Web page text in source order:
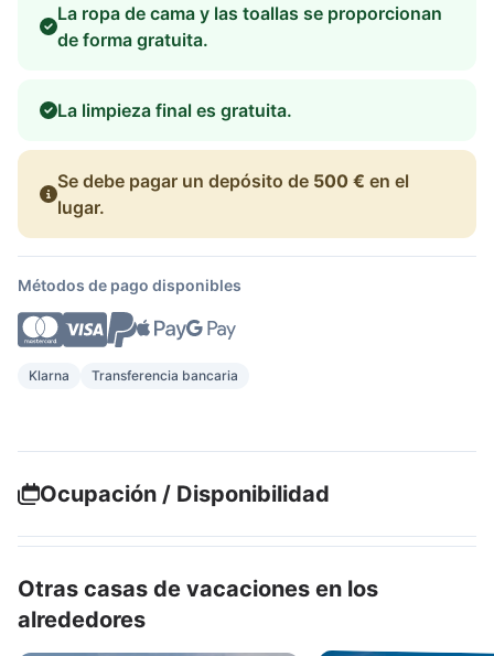
La ropa de cama y las toallas se proporcionan
de forma gratuita.
La limpieza final es gratuita.
Se debe pagar un depósito de 500 € en el
lugar.
Métodos de pago disponibles
Klarna Transferencia bancaria
Ocupación / Disponibilidad
Otras casas de vacaciones en los
alrededores